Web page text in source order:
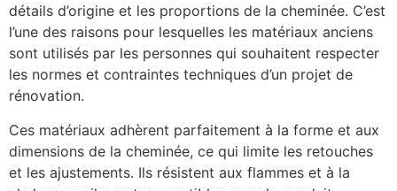
détails d’origine et les proportions de la cheminée. C’est
l’une des raisons pour lesquelles les matériaux anciens
sont utilisés par les personnes qui souhaitent respecter
les normes et contraintes techniques d’un projet de
rénovation.
Ces matériaux adhèrent parfaitement à la forme et aux
dimensions de la cheminée, ce qui limite les retouches
et les ajustements. Ils résistent aux flammes et à la